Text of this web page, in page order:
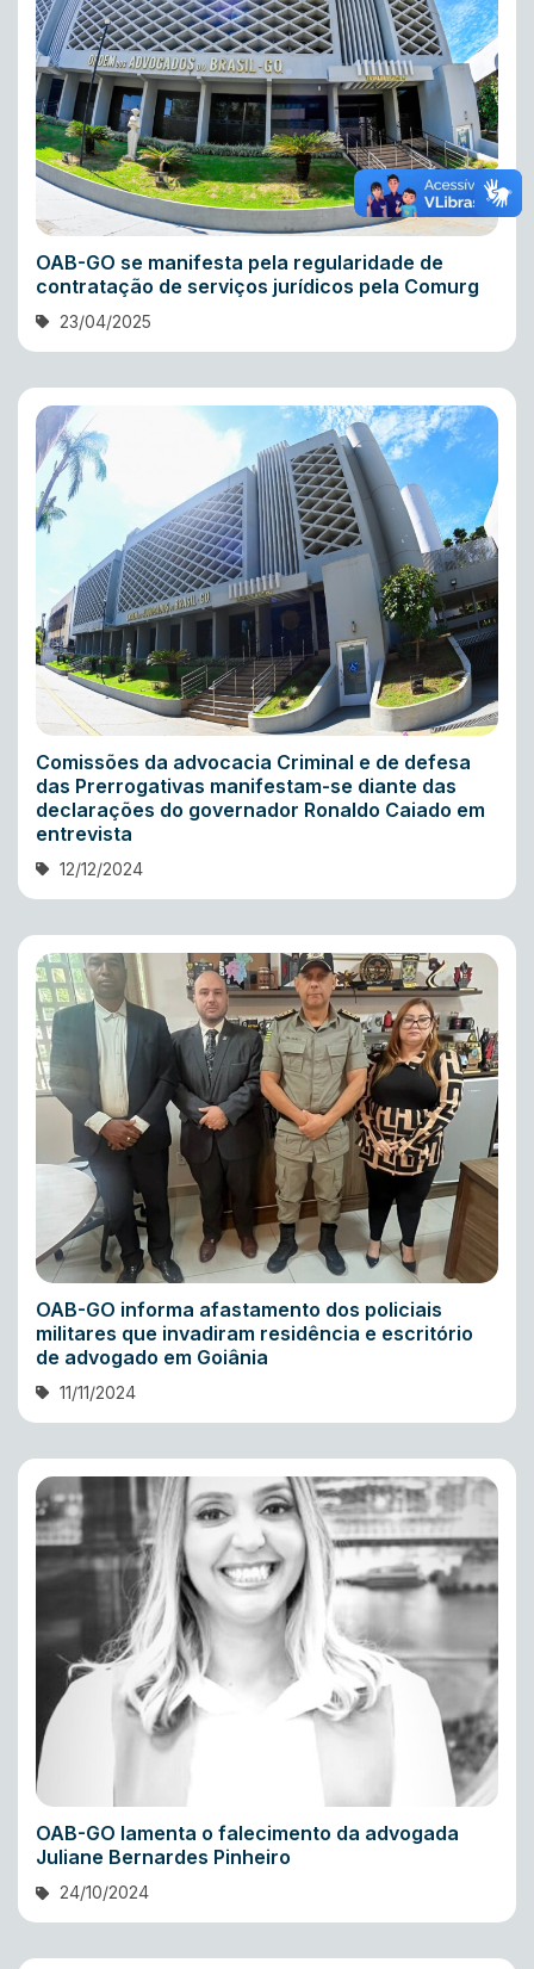
OAB-GO se manifesta pela regularidade de
contratação de serviços jurídicos pela Comurg
23/04/2025
Comissões da advocacia Criminal e de defesa
das Prerrogativas manifestam-se diante das
declarações do governador Ronaldo Caiado em
entrevista
12/12/2024
OAB-GO informa afastamento dos policiais
militares que invadiram residência e escritório
de advogado em Goiânia
11/11/2024
OAB-GO lamenta o falecimento da advogada
Juliane Bernardes Pinheiro
24/10/2024